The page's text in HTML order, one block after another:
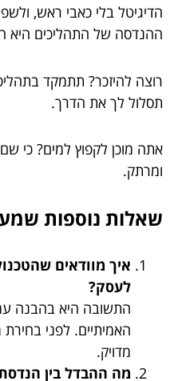
הדיגיטל בלי כאבי ראש,
ההנדסה של התהליכים היא
רוצה להיזכר? תתמקד
תסלול לך את הדרך.
אתה מוכן לקפוץ למים? כי
ומרתק.
שאלות נוספות
איך מוודאים
לעסק?
התשובה היא בהבנה
האמיתיים. לפני
מדויק.
מה ההבדל בין